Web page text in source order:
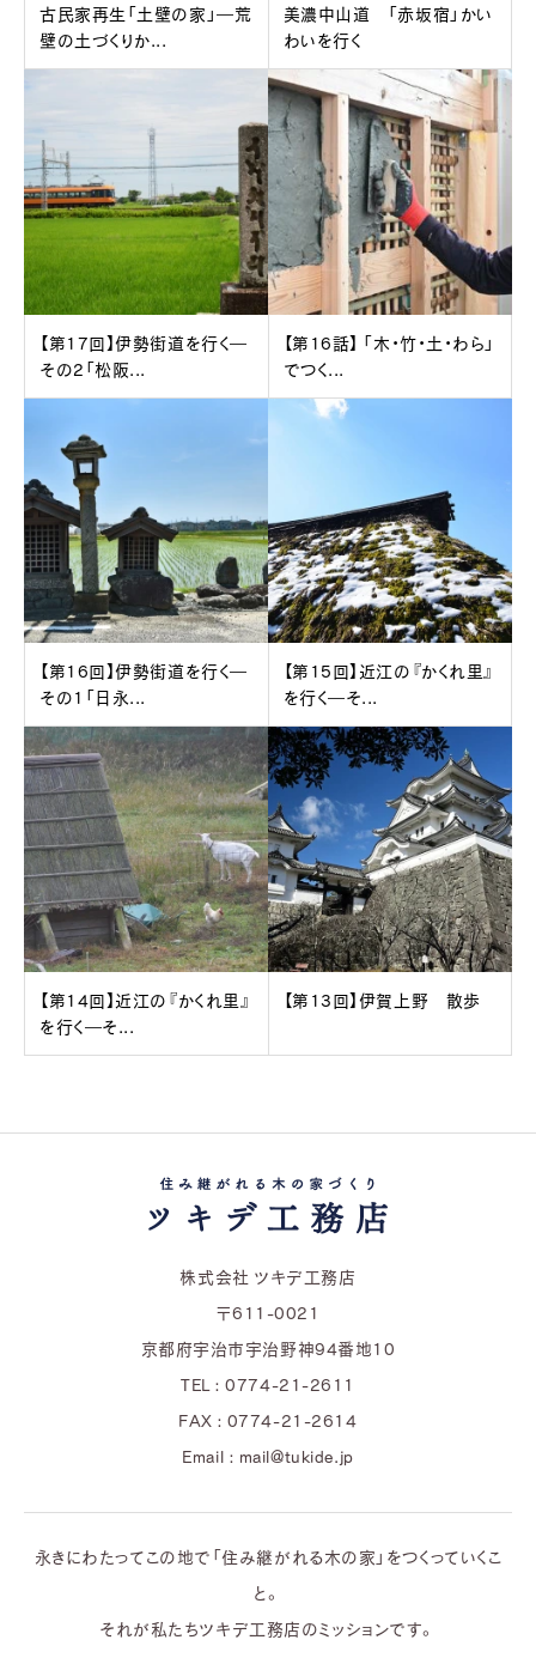
古民家再生「土壁の家」―荒
壁の土づくりか...
美濃中山道 「赤坂宿」かい
わいを行く
【第17回】伊勢街道を行く―
その2「松阪...
【第16話】 「木・竹・土・わら」
でつく...
【第16回】伊勢街道を行く―
その1「日永...
【第15回】近江の『かくれ里』
を行く―そ...
【第14回】近江の『かくれ里』
を行く―そ...
【第13回】伊賀上野 散歩
株式会社 ツキデ工務店
〒611-0021
京都府宇治市宇治野神94番地10
TEL : 0774-21-2611
FAX : 0774-21-2614
Email : mail@tukide.jp
永きにわたってこの地で「住み継がれる木の家」をつくっていくこ
と。
それが私たちツキデ工務店のミッションです。